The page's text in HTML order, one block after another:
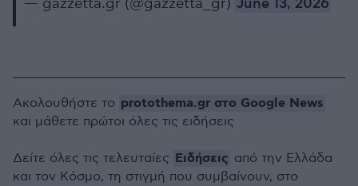
— gazzetta.gr (@gazzetta_gr) June 13, 2026
Ακολουθήστε το protothema.gr στο Google News
και μάθετε πρώτοι όλες τις ειδήσεις
Δείτε όλες τις τελευταίες Ειδήσεις από την Ελλάδα
και τον Κόσμο, τη στιγμή που συμβαίνουν, στο